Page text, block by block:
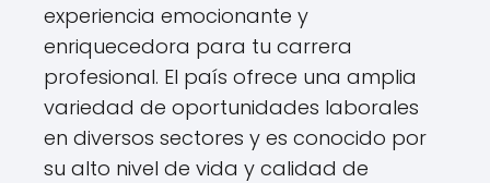
experiencia emocionante y
enriquecedora para tu carrera
profesional. El país ofrece una amplia
variedad de oportunidades laborales
en diversos sectores y es conocido por
su alto nivel de vida y calidad de